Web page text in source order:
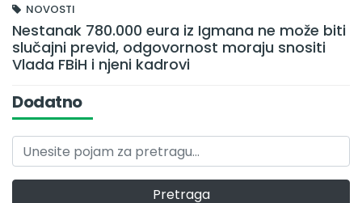
NOVOSTI
Nestanak 780.000 eura iz Igmana ne može biti
slučajni previd, odgovornost moraju snositi
Vlada FBiH i njeni kadrovi
Dodatno
Pretraga